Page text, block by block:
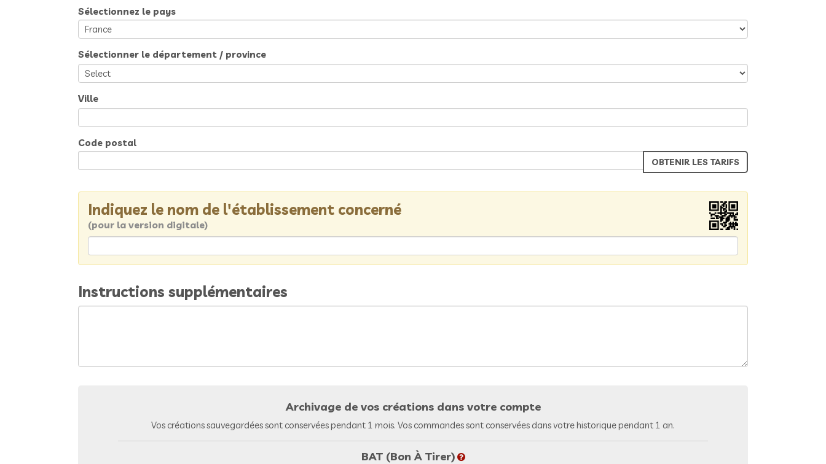
Sélectionnez le pays
Sélectionner le département / province
Ville
Code postal
Indiquez le nom de l'établissement concerné
(pour la version digitale)
Instructions supplémentaires
Archivage de vos créations dans votre compte
Vos créations sauvegardées sont conservées pendant 1 mois. Vos commandes sont conservées dans votre historique pendant 1 an.
BAT (Bon À Tirer)